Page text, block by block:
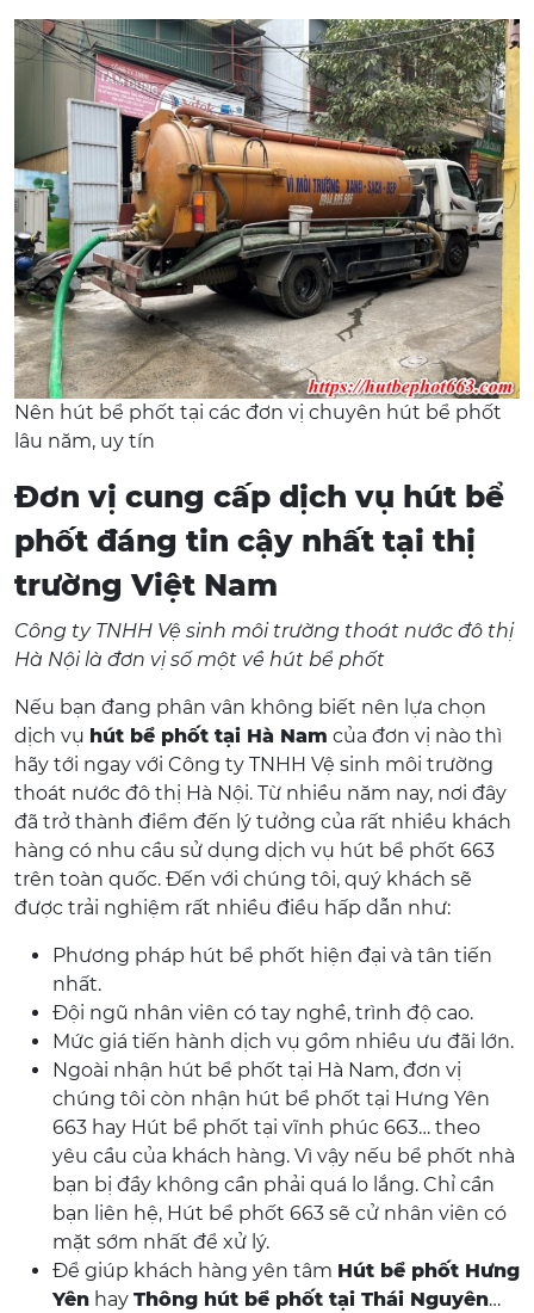
Nên hút bể phốt tại các đơn vị chuyên hút bể phốt
lâu năm, uy tín
Đơn vị cung cấp dịch vụ hút bể
phốt đáng tin cậy nhất tại thị
trường Việt Nam
Công ty TNHH Vệ sinh môi trường thoát nước đô thị
Hà Nội là đơn vị số một về hút bể phốt
Nếu bạn đang phân vân không biết nên lựa chọn
dịch vụ hút bể phốt tại Hà Nam của đơn vị nào thì
hãy tới ngay với Công ty TNHH Vệ sinh môi trường
thoát nước đô thị Hà Nội. Từ nhiều năm nay, nơi đây
đã trở thành điểm đến lý tưởng của rất nhiều khách
hàng có nhu cầu sử dụng dịch vụ hút bể phốt 663
trên toàn quốc. Đến với chúng tôi, quý khách sẽ
được trải nghiệm rất nhiều điều hấp dẫn như:
Phương pháp hút bể phốt hiện đại và tân tiến
nhất.
Đội ngũ nhân viên có tay nghề, trình độ cao.
Mức giá tiến hành dịch vụ gồm nhiều ưu đãi lớn.
Ngoài nhận hút bể phốt tại Hà Nam, đơn vị
chúng tôi còn nhận hút bể phốt tại Hưng Yên
663 hay Hút bể phốt tại vĩnh phúc 663… theo
yêu cầu của khách hàng. Vì vậy nếu bể phốt nhà
bạn bị đầy không cần phải quá lo lắng. Chỉ cần
bạn liên hệ, Hút bể phốt 663 sẽ cử nhân viên có
mặt sớm nhất để xử lý.
Để giúp khách hàng yên tâm Hút bể phốt Hưng
Yên hay Thông hút bể phốt tại Thái Nguyên…